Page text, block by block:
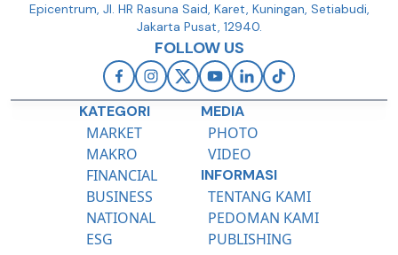
Epicentrum, Jl. HR Rasuna Said, Karet, Kuningan, Setiabudi,
Jakarta Pusat, 12940.
FOLLOW US
KATEGORI
MARKET
MAKRO
FINANCIAL
BUSINESS
NATIONAL
ESG
MEDIA
PHOTO
VIDEO
INFORMASI
TENTANG KAMI
PEDOMAN KAMI
PUBLISHING